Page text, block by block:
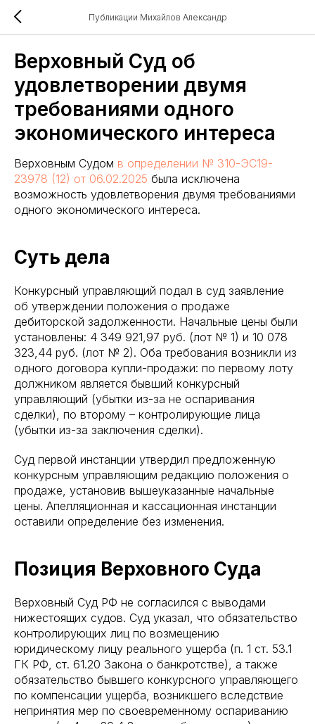
Публикации Михайлов Александр
Верховный Суд об
удовлетворении двумя
требованиями одного
экономического интереса
Верховным Судом в определении № 310-ЭС19-
23978 (12) от 06.02.2025 была исключена
возможность удовлетворения двумя требованиями
одного экономического интереса.
Суть дела
Конкурсный управляющий подал в суд заявление
об утверждении положения о продаже
дебиторской задолженности. Начальные цены были
установлены: 4 349 921,97 руб. (лот № 1) и 10 078
323,44 руб. (лот № 2). Оба требования возникли из
одного договора купли-продажи: по первому лоту
должником является бывший конкурсный
управляющий (убытки из-за не оспаривания
сделки), по второму – контролирующие лица
(убытки из-за заключения сделки).
Суд первой инстанции утвердил предложенную
конкурсным управляющим редакцию положения о
продаже, установив вышеуказанные начальные
цены. Апелляционная и кассационная инстанции
оставили определение без изменения.
Позиция Верховного Суда
Верховный Суд РФ не согласился с выводами
нижестоящих судов. Суд указал, что обязательство
контролирующих лиц по возмещению
юридическому лицу реального ущерба (п. 1 ст. 53.1
ГК РФ, ст. 61.20 Закона о банкротстве), а также
обязательство бывшего конкурсного управляющего
по компенсации ущерба, возникшего вследствие
непринятия мер по своевременному оспариванию